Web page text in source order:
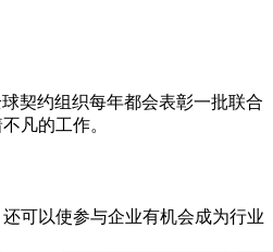
契约组织每年都会表彰一批联合
凡的工作。
可以使参与企业有机会成为行业